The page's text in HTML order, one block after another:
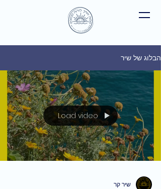
הבלוג של שיר
Load video
שיר קר